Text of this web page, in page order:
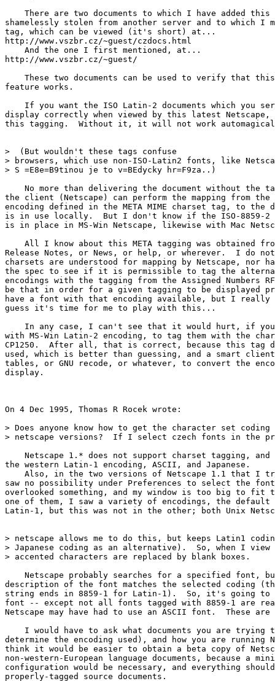
There are two documents to which I have added this
shamelessly stolen from another server and to which I
tag, which can be viewed (it's short) at...
http://www.vszbr.cz/~guest/czdocs.html
    And the one I first mentioned, at...
http://www.vszbr.cz/~guest/
These two documents can be used to verify that
feature works.
If you want the ISO Latin-2 documents which you
display correctly when viewed by this latest Netscape,
this tagging.  Without it, it will not work
>  (But wouldn't these tags confuse
> browsers, which use non-ISO-Latin2 fonts, like
> S =E8e=B9tinou je to v=BEdycky hr=F9za..)
No more than delivering the document without the
the client (Netscape) can perform the mapping from
encoding defined in the META MIME charset tag, to the
is in use locally.  But I don't know if the ISO-8859-2 ->
is in place in MS-Win Netscape, likewise with Mac
All I know about this META tagging was obtained
Release Notes, or News, or help, or wherever.  I do not
charsets are understood for mapping by Netscape, nor
the spec to see if it is permissible to tag the
encodings with the tagging from the Assigned Numbers
be that in order for a given tagging to be displayed
have a font with that encoding available, but I really
guess it's time for me to play with this...
In any case, I can't see that it would hurt, if
with MS-Win Latin-2 encoding, to tag them with the
CP1250.  After all, that is correct, because this tag
used, which is better than guessing, and a smart client
tables, or GNU recode, or whatever, to convert the
display.
On 4 Dec 1995, Thomas R Rocek wrote:
> Does anyone know how to get the character set
> netscape versions?  If I select czech fonts in the
Netscape 1.* does not support charset tagging, and
the western Latin-1 encoding, ASCII, and Japanese.
Also, in the two versions of Netscape 1.1 that I
saw no possibility under Preferences to select the
overlooked something, and my window is too big to fit
one of them, I saw a variety of encodings, the default
Latin-1, but this was not in the other; both Unix
> netscape allows me to do this, but keeps Latin1
> Japanese coding as an alternative).  So, when I view
> accented characters are replaced by blank boxes.
Netscape probably searches for a specified font,
description of the font matches the selected coding
string ends in 8859-1 for Latin-1).  So, it's going to
font -- except not all fonts tagged with 8859-1 are
Netscape may have had to use an ASCII font.  These
I would have to ask what documents you are trying
determine the encoding used), and how you are running
think it would be easier to obtain a beta copy of
non-western-European language documents, because a
configuration would be necessary, and everything
properly-tagged source documents.